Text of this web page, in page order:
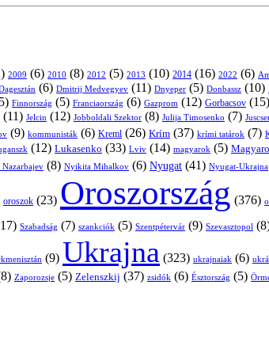
2009 (6) 2010 (8) 2012 (5) 2013 (10) 2014 (16) 2022 (6)
(6) Dmitrij Medvegyev (11) Dnyeper (5) Donbassz (10)
Finnország (5) Franciaország (6) Gazprom (12) Gorbacsov (15)
(11) Jelcin (12) Jobboldali Szektor (8) Julija Timosenko (7)
(9) kommunisták (6) Kreml (26) Krím (37) krími tatárok (7)
(12) Lukasenko (33) Lviv (14) magyarok (5)
(8) Nyikita Mihalkov (6) Nyugat (41) Nyugat-Ukrajna
oroszok (23) Oroszország (376)
Szabadság (7) szankciók (5) Szentpétervár (9) Szevasztopol
(9) Ukrajna (323) ukrajnaiak (6)
Zaporozsje (5) Zelenszkij (37) zsidók (6) Észtország (5)